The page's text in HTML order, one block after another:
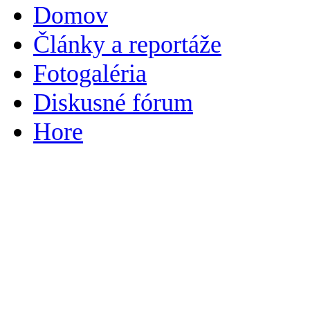
Domov
Články a reportáže
Fotogaléria
Diskusné fórum
Hore